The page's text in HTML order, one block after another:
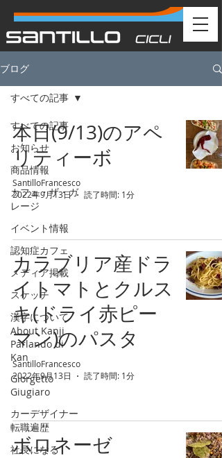
ブログ
すべての記事
お知らせ
商品情報
カフェ・ザ・ガ
レージ
イベント情報
認知症カフェ
メディア掲載
スケッチ
漢字について
About Kanji
Parlando di
Kan
Giorgetto
Giugiaro
カーデザイナー
転職遍歴
社長になる
すべての記事
本日(9/13)のアペ
リティーボ
SantilloFrancesco
2022年9月13日
読了時間: 1分
カラブリア産ドラ
イトマトとクルス
キ(ドライ赤ピー
マン)のパスタ
SantilloFrancesco
2022年9月13日
読了時間: 1分
ボロネーゼ